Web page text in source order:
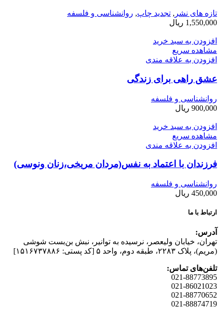
تازه های نشر , تجدید چاپ, روانشناسی و فلسفه
1,550,000 ریال
افزودن به سبد خرید
مشاهده سریع
افزودن به علاقه مندی
عشق راهی برای زندگی
روانشناسی و فلسفه
900,000 ریال
افزودن به سبد خرید
مشاهده سریع
افزودن به علاقه مندی
فرزندان با اعتماد به نفس(مردان مریخی،زنان ونوسی)
روانشناسی و فلسفه
450,000 ریال
ارتباط با ما
آدرس:
تهران، خیابان وليعصر، نرسيده به توانير، نبش بن‌بست شوشی
(مريم)، پلاک ۲۲۸۳، طبقه دوم، واحد ۵ [کد پستی: ۱۵۱۶۷۳۷۸۸۶]
تلفن‌های تماس:
021-88773895
021-86021023
021-88770652
021-88874719